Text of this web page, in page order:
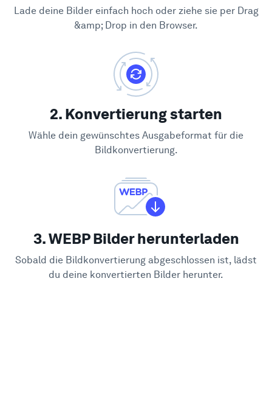
Lade deine Bilder einfach hoch oder ziehe sie per Drag
&amp; Drop in den Browser.
2. Konvertierung starten
Wähle dein gewünschtes Ausgabeformat für die
Bildkonvertierung.
3. WEBP Bilder herunterladen
Sobald die Bildkonvertierung abgeschlossen ist, lädst
du deine konvertierten Bilder herunter.